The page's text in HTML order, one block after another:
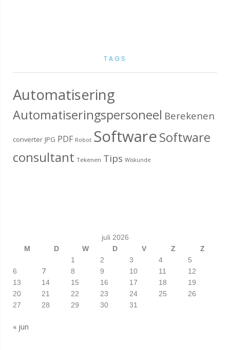
TAGS
Automatisering
Automatiseringspersoneel Berekenen
converter JPG PDF Robot SoftwareSoftware
consultant Tekenen Tips Wiskunde
juli 2026
M
D W D V Z
Z
1
2 3 4
5
6
7 8 9 10 11
12
13
14 15 16 17 18
19
20
21 22 23 24 25
26
27
28 29 30 31
« jun